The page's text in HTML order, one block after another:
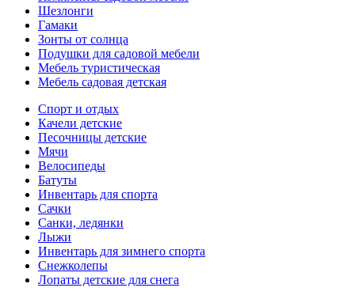
Шезлонги
Гамаки
Зонты от солнца
Подушки для садовой мебели
Мебель туристическая
Мебель садовая детская
Спорт и отдых
Качели детские
Песочницы детские
Мячи
Велосипеды
Батуты
Инвентарь для спорта
Сачки
Санки, ледянки
Лыжи
Инвентарь для зимнего спорта
Снежколепы
Лопаты детские для снега